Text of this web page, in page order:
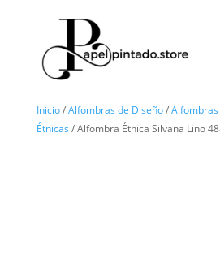
Inicio/Alfombras de Diseño/Alfombras
Étnicas / Alfombra Étnica Silvana Lino